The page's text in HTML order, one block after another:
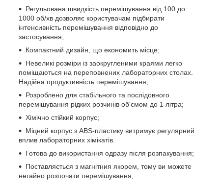
Регульована швидкість перемішування від 100 до
1000 об/хв дозволяє користувачам підбирати
інтенсивність перемішування відповідно до
застосування;
Компактний дизайн, що економить місце;
Невеликі розміри із заокругленими краями легко
поміщаються на переповнених лабораторних столах.
Надійна продуктивність перемішування;
Розроблено для стабільного та послідовного
перемішування рідких розчинів об'ємом до 1 літра;
Хімічно стійкий корпус;
Міцний корпус з ABS-пластику витримує регулярний
вплив лабораторних хімікатів.
Готова до використання одразу після розпакування;
Поставляється з магнітния якорем, тому ви можете
негайно розпочати перемішування;